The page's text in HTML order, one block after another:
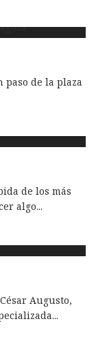
de la plaza
de los más
algo...
Augusto,
...